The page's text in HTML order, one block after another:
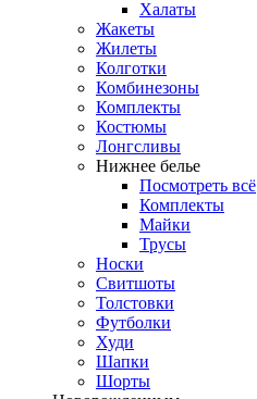
Халаты
Жакеты
Жилеты
Колготки
Комбинезоны
Комплекты
Костюмы
Лонгсливы
Нижнее белье
Посмотреть всё
Комплекты
Майки
Трусы
Носки
Свитшоты
Толстовки
Футболки
Худи
Шапки
Шорты